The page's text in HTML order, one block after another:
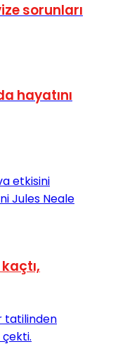
sorunları
hayatını